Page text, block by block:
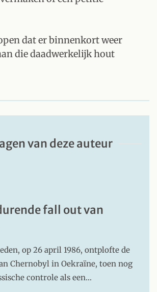
dat er binnenkort weer
die daadwerkelijk hout
van deze auteur
fall out van
op 26 april 1986, ontplofte de
Chernobyl in Oekraïne, toen nog
controle als een…